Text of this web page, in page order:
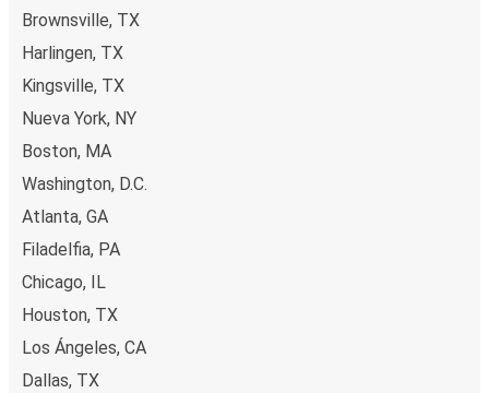
Brownsville, TX
Harlingen, TX
Kingsville, TX
Nueva York, NY
Boston, MA
Washington, D.C.
Atlanta, GA
Filadelfia, PA
Chicago, IL
Houston, TX
Los Ángeles, CA
Dallas, TX